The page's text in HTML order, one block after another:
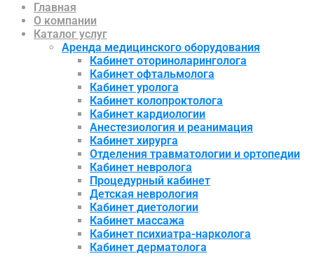
Главная
О компании
Каталог услуг
Аренда медицинского оборудования
Кабинет оториноларинголога
Кабинет офтальмолога
Кабинет уролога
Кабинет колопроктолога
Кабинет кардиологии
Анестезиология и реанимация
Кабинет хирурга
Отделения травматологии и ортопедии
Кабинет невролога
Процедурный кабинет
Детская неврология
Кабинет диетологии
Кабинет массажа
Кабинет психиатра-нарколога
Кабинет дерматолога